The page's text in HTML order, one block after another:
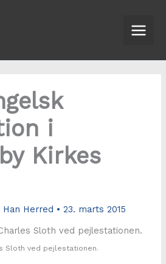
i
Kirkes
Herred •23. marts 2015
Sloth ved pejlestationen.